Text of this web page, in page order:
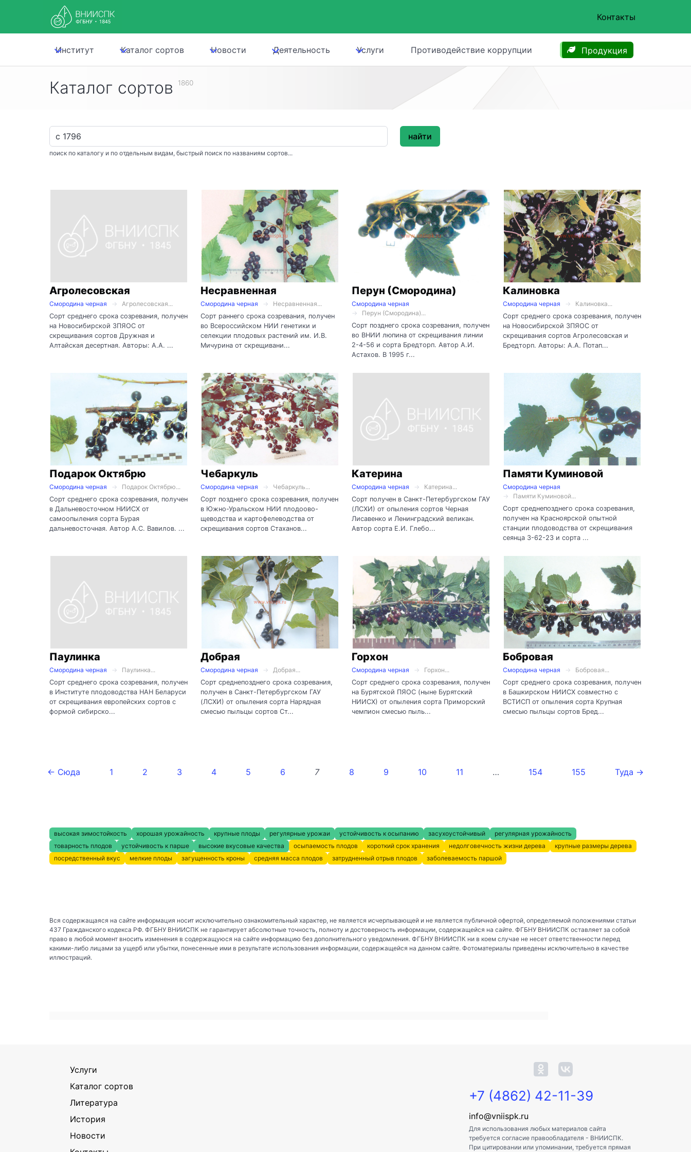
Контакты
Институт Каталог сортов Новости Деятельность Услуги Противодействие коррупции Продукция
Каталог сортов 1860
поиск по каталогу и по отдельным видам, быстрый поиск по названиям сортов...
найти
Агролесовская
Смородина черная
Агролесовская...
Сорт среднего срока созревания, получен
на Новосибирской ЗПЯОС от
скрещивания сортов Дружная и
Алтайская десертная. Авторы: А.А. ...
Несравненная
Смородина черная
Несравненная...
Сорт раннего срока созревания, получен
во Всероссийском НИИ генетики и
селекции плодовых растений им. И.В.
Мичурина от скрещивани...
Перун (Смородина)
Смородина черная
Перун (Смородина)...
Сорт позднего срока созревания, получен
во ВНИИ люпина от скрещивания линии
2-4-56 и сорта Бредторп. Автор А.И.
Астахов. В 1995 г...
Калиновка
Смородина черная
Калиновка...
Сорт среднего срока созревания, получен
на Новосибирской ЗПЯОС от
скрещивания сортов Агролесовская и
Бредторп. Авторы: А.А. Потап...
Подарок Октябрю
Смородина черная
Подарок Октябрю...
Сорт среднего срока созревания, получен
в Дальневосточном НИИСХ от
самоопыления сорта Бурая
дальневосточная. Автор А.С. Вавилов. ...
Чебаркуль
Смородина черная
Чебаркуль...
Сорт позднего срока созревания, получен
в Южно-Уральском НИИ плодоово-
щеводства и картофелеводства от
скрещивания сортов Стаханов...
Катерина
Смородина черная
Катерина...
Сорт получен в Санкт-Петербургском ГАУ
(ЛСХИ) от опыления сортов Черная
Лисавенко и Ленинградский великан.
Автор сорта Е.И. Глебо...
Памяти Куминовой
Смородина черная
Памяти Куминовой...
Сорт среднепозднего срока созревания,
получен на Красноярской опытной
станции плодоводства от скрещивания
сеянца 3-62-23 и сорта ...
Паулинка
Смородина черная
Паулинка...
Сорт среднего срока созревания, получен
в Институте плодоводства НАН Беларуси
от скрещивания европейских сортов с
формой сибирско...
Добрая
Смородина черная
Добрая...
Сорт среднепозднего срока созревания,
получен в Санкт-Петербургском ГАУ
(ЛСХИ) от опыления сорта Нарядная
смесью пыльцы сортов Ст...
Горхон
Смородина черная
Горхон...
Сорт среднего срока созревания, получен
на Бурятской ПЯОС (ныне Бурятский
НИИСХ) от опыления сорта Приморский
чемпион смесью пыль...
Бобровая
Смородина черная
Бобровая...
Сорт среднего срока созревания, получен
в Башкирском НИИСХ совместно с
ВСТИСП от опыления сорта Крупная
смесью пыльцы сортов Бред...
← Сюда 1 2 3 4 5 6 7 8 9 10 11 … 154 155 Туда →
высокая зимостойкость хорошая урожайность крупные плоды регулярные урожаи устойчивость к осыпанию засухоустойчивый
регулярная урожайность
товарность плодов
устойчивость к парше высокие вкусовые качества осыпаемость плодов короткий срок хранения недолговечность жизни дерева
крупные размеры дерева
посредственный вкус
мелкие плоды загущенность кроны средняя масса плодов затрудненный отрыв плодов заболеваемость паршой
Вся содержащаяся на сайте информация носит исключительно ознакомительный характер, не является исчерпывающей и не является публичной офертой, определяемой положениями статьи
437 Гражданского кодекса РФ. ФГБНУ ВНИИСПК не гарантирует абсолютные точность, полноту и достоверность информации, содержащейся на сайте. ФГБНУ ВНИИСПК оставляет за собой
право в любой момент вносить изменения в содержащуюся на сайте информацию без дополнительного уведомления. ФГБНУ ВНИИСПК ни в коем случае не несет ответственности перед
какими-либо лицами за ущерб или убытки, понесенные ими в результате использования информации, содержащейся на данном сайте. Фотоматериалы приведены исключительно в качестве
иллюстраций.
Услуги
Каталог сортов
Литература
История
Новости
+7 (4862) 42-11-39
info@vniispk.ru
Для использования любых материалов сайта
требуется согласие правообладателя - ВНИИСПК.
При цитировании или упоминании, требуется прямая